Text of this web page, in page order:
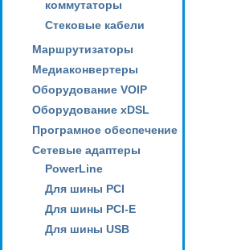
коммутаторы
Стековые кабели
Маршрутизаторы
Медиаконвертеры
Оборудование VOIP
Оборудование xDSL
Програмное обеспечение
Сетевые адаптеры
PowerLine
Для шины PCI
Для шины PCI-E
Для шины USB